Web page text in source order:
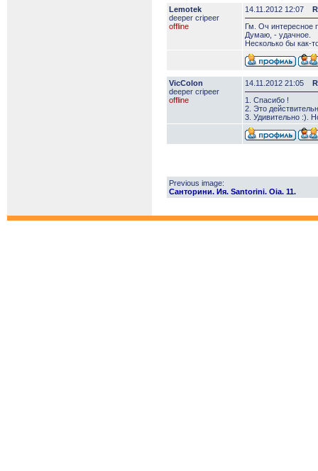
Lemotek
deeper сripeer
offline
14.11.2012 12:07
Гм. Оч интересное
Думаю, - удачное.
Несколько бы как-
VicColon
deeper сripeer
offline
14.11.2012 21:05
1. Спасибо !
2. Это
3. Удивительно :).
Previous image:
Санторини. Ия. Santorini. Oia. 11.